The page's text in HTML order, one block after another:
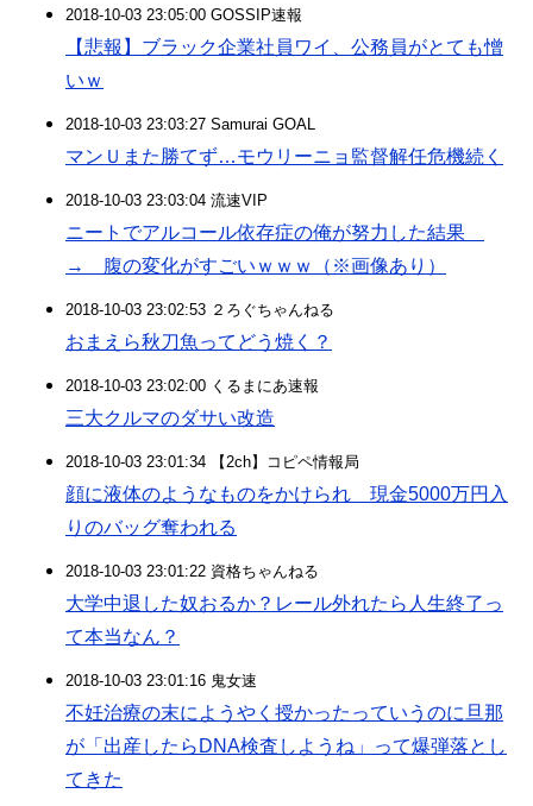
2018-10-03 23:05:00 GOSSIP速報
【悲報】ブラック企業社員ワイ、公務員がとても憎
いｗ
2018-10-03 23:03:27 Samurai GOAL
マンＵまた勝てず…モウリーニョ監督解任危機続く
2018-10-03 23:03:04 流速VIP
ニートでアルコール依存症の俺が努力した結果
→ 腹の変化がすごいｗｗｗ（※画像あり）
2018-10-03 23:02:53 ２ろぐちゃんねる
おまえら秋刀魚ってどう焼く？
2018-10-03 23:02:00 くるまにあ速報
三大クルマのダサい改造
2018-10-03 23:01:34 【2ch】コピペ情報局
顔に液体のようなものをかけられ 現金5000万円入
りのバッグ奪われる
2018-10-03 23:01:22 資格ちゃんねる
大学中退した奴おるか？レール外れたら人生終了っ
て本当なん？
2018-10-03 23:01:16 鬼女速
不妊治療の末にようやく授かったっていうのに旦那
が「出産したらDNA検査しようね」って爆弾落とし
てきた